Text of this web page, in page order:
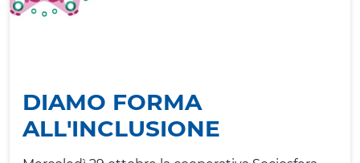
DIAMO FORMA
ALL'INCLUSIONE